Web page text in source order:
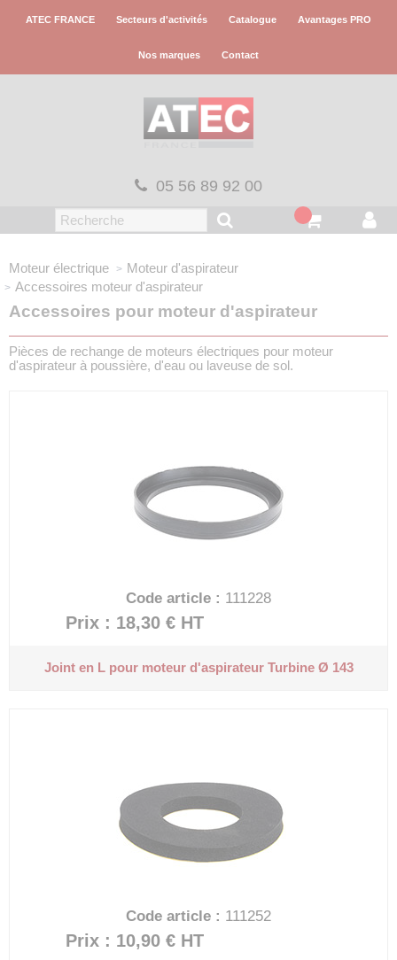
ATEC FRANCE Secteurs d'activités Catalogue Avantages PRO
Nos marques Contact
05 56 89 92 00
Moteur électrique
Moteur d'aspirateur
Accessoires moteur d'aspirateur
Accessoires pour moteur d'aspirateur
Pièces de rechange de moteurs électriques pour moteur
d'aspirateur à poussière, d'eau ou laveuse de sol.
Code article : 111228
Prix : 18,30 € HT
Joint en L pour moteur d'aspirateurTurbine Ø 143
Code article : 111252
Prix : 10,90 € HT